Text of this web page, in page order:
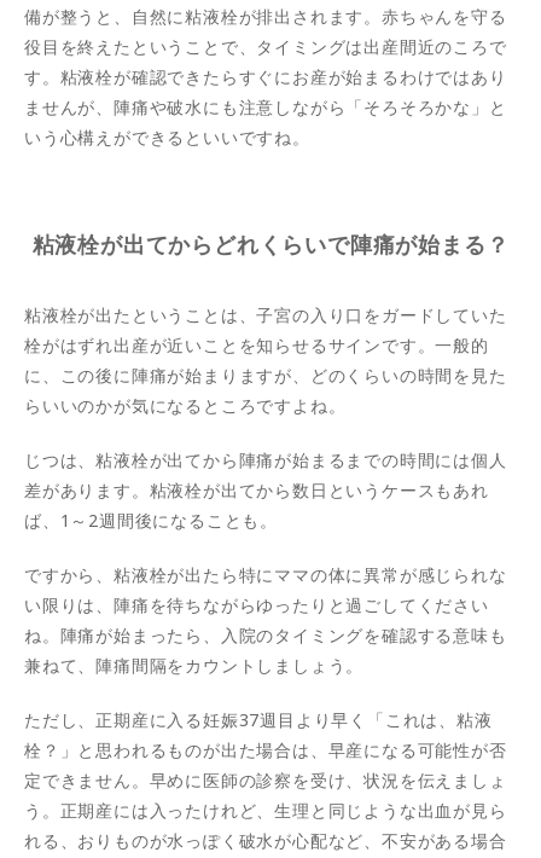
備が整うと、自然に粘液栓が排出されます。赤ちゃんを守る
役目を終えたということで、タイミングは出産間近のころで
す。粘液栓が確認できたらすぐにお産が始まるわけではあり
ませんが、陣痛や破水にも注意しながら「そろそろかな」と
いう心構えができるといいですね。
粘液栓が出てからどれくらいで陣痛が始まる？
粘液栓が出たということは、子宮の入り口をガードしていた
栓がはずれ出産が近いことを知らせるサインです。一般的
に、この後に陣痛が始まりますが、どのくらいの時間を見た
らいいのかが気になるところですよね。
じつは、粘液栓が出てから陣痛が始まるまでの時間には個人
差があります。粘液栓が出てから数日というケースもあれ
ば、1～2週間後になることも。
ですから、粘液栓が出たら特にママの体に異常が感じられな
い限りは、陣痛を待ちながらゆったりと過ごしてください
ね。陣痛が始まったら、入院のタイミングを確認する意味も
兼ねて、陣痛間隔をカウントしましょう。
ただし、正期産に入る妊娠37週目より早く「これは、粘液
栓？」と思われるものが出た場合は、早産になる可能性が否
定できません。早めに医師の診察を受け、状況を伝えましょ
う。正期産には入ったけれど、生理と同じような出血が見ら
れる、おりものが水っぽく破水が心配など、不安がある場合